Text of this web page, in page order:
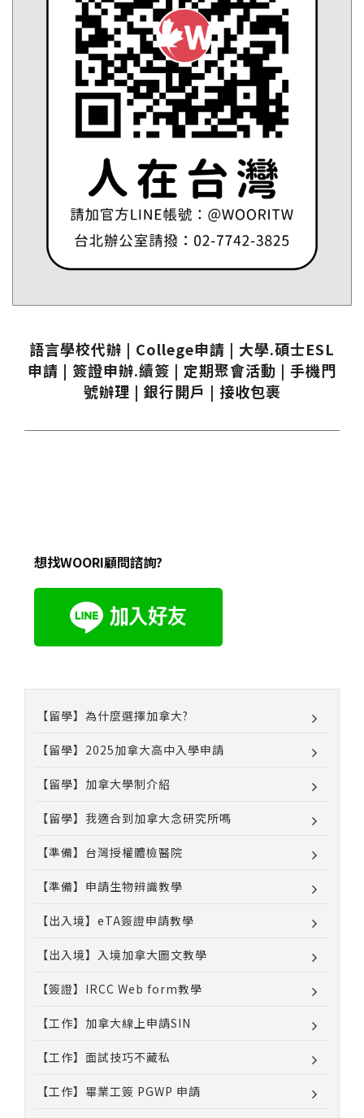
語言學校代辦 | College申請 | 大學.碩士ESL
申請 | 簽證申辦.續簽 | 定期聚會活動 | 手機門
號辦理 | 銀行開戶 | 接收包裹
想找WOORI顧問諮詢?
【留學】為什麼選擇加拿大?
【留學】2025加拿大高中入學申請
【留學】加拿大學制介紹
【留學】我適合到加拿大念研究所嗎
【準備】台灣授權體檢醫院
【準備】申請生物辨識教學
【出入境】eTA簽證申請教學
【出入境】入境加拿大圖文教學
【簽證】IRCC Web form教學
【工作】加拿大線上申請SIN
【工作】面試技巧不藏私
【工作】畢業工簽 PGWP 申請